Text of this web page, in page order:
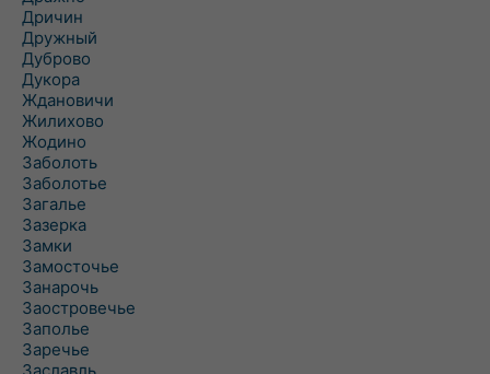
Дричин
Дружный
Дуброво
Дукора
Ждановичи
Жилихово
Жодино
Заболоть
Заболотье
Загалье
Зазерка
Замки
Замосточье
Занарочь
Заостровечье
Заполье
Заречье